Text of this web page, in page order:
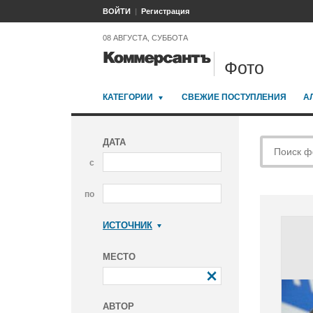
ВОЙТИ Регистрация
08 АВГУСТА, СУББОТА
Фото
КАТЕГОРИИ СВЕЖИЕ ПОСТУПЛЕНИЯ
ДАТА
с
по
ИСТОЧНИК
МЕСТО
АВТОР